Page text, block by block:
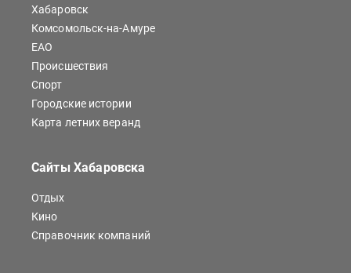
Хабаровск
Комсомольск-на-Амуре
ЕАО
Происшествия
Спорт
Городские истории
Карта летних веранд
Сайты Хабаровска
Отдых
Кино
Справочник компаний